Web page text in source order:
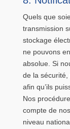
Quels que
transmission
stockage
ne pouvons
absolue. Si
de la
afin qu’ils
Nos
compte de
niveau